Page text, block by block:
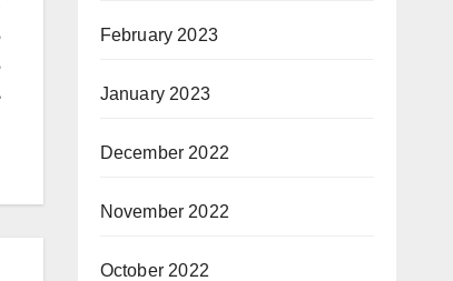
February 2023
January 2023
December 2022
November 2022
October 2022